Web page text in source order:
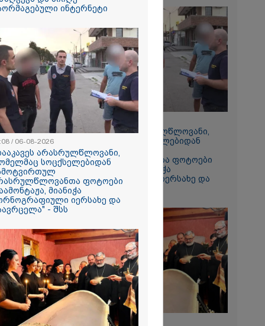
25%-ით
- რას
1364.80
ფაქტზე
11:08 / 06-08-2026
"დააკავეს არასრულწლოვანი,
რომელმაც სოცქსელებიდან
ჩამოტვირთულ
არასრულწლოვანთა ფოტოები
დაამონტაჟა, მიანიჭა
პორნოგრაფიული იერსახე და
გაავრცელა" - შსს
08:44 / 06-08-2026
ინტერნეტი
/ 06-08-2026
არასრულწლოვანი,
სოცქსელებიდან
ფოტოები
მიანიჭა
იერსახე და
- შსს